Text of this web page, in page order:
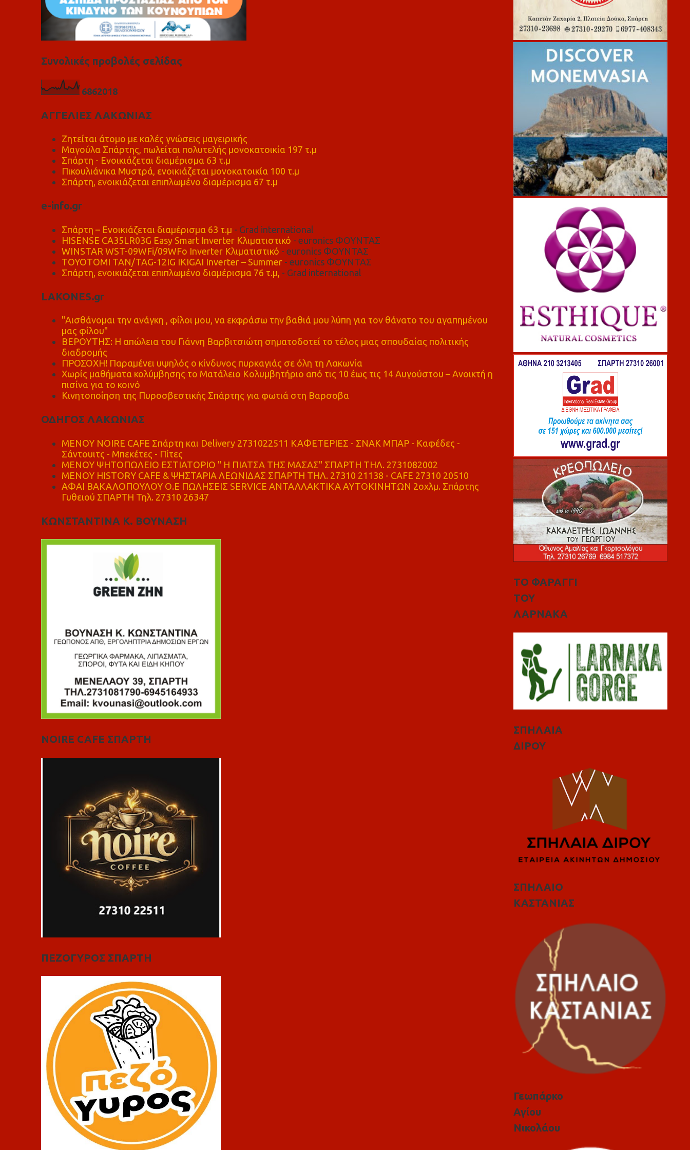
Συνολικές προβολές σελίδας
6862018
ΑΓΓΕΛΙΕΣ ΛΑΚΩΝΙΑΣ
Ζητείται άτομο με καλές γνώσεις μαγειρικής
Μαγούλα Σπάρτης, πωλείται πολυτελής μονοκατοικία 197 τ.μ
Σπάρτη - Ενοικιάζεται διαμέρισμα 63 τ.μ
Πικουλιάνικα Μυστρά, ενοικιάζεται μονοκατοικία 100 τ.μ
Σπάρτη, ενοικιάζεται επιπλωμένο διαμέρισμα 67 τ.μ
e-info.gr
Σπάρτη – Ενοικιάζεται διαμέρισμα 63 τ.μ - Grad international
HISENSE CA35LR03G Easy Smart Inverter Κλιματιστικό - euronics ΦΟΥΝΤΑΣ
WINSTAR WST-09WFi/09WFo Inverter Κλιματιστικό - euronics ΦΟΥΝΤΑΣ
TOYOTOMI TAN/TAG-12IG IKIGAI Inverter – Summer- euronics ΦΟΥΝΤΑΣ
Σπάρτη, ενοικιάζεται επιπλωμένο διαμέρισμα 76 τ.μ, - Grad international
LAKONES.gr
"Αισθάνομαι την ανάγκη , φίλοι μου, να εκφράσω την βαθιά μου λύπη για τον θάνατο του αγαπημένου
μας φίλου"
ΒΕΡΟΥΤΗΣ: Η απώλεια του Γιάννη Βαρβιτσιώτη σηματοδοτεί το τέλος μιας σπουδαίας πολιτικής
διαδρομής
ΠΡΟΣΟΧΗ! Παραμένει υψηλός ο κίνδυνος πυρκαγιάς σε όλη τη Λακωνία
Χωρίς μαθήματα κολύμβησης το Ματάλειο Κολυμβητήριο από τις 10 έως τις 14 Αυγούστου – Ανοικτή η
πισίνα για το κοινό
Κινητοποίηση της Πυροσβεστικής Σπάρτης για φωτιά στη Βαρσοβα
ΟΔΗΓΟΣ ΛΑΚΩΝΙΑΣ
MENOY NOIRE CAFE Σπάρτη και Delivery 2731022511 ΚΑΦΕΤΕΡΙΕΣ - ΣΝΑΚ ΜΠΑΡ - Καφέδες -
Σάντουιτς - Μπεκέτες - Πίτες
ΜΕΝΟΥ ΨΗΤΟΠΩΛΕΙΟ ΕΣΤΙΑΤΟΡΙΟ " Η ΠΙΑΤΣΑ ΤΗΣ ΜΑΣΑΣ" ΣΠΑΡΤΗ ΤΗΛ. 2731082002
ΜΕΝΟΥ HISTORY CAFE & ΨΗΣΤΑΡΙΑ ΛΕΩΝΙΔΑΣ ΣΠΑΡΤΗ ΤΗΛ. 27310 21138 - CAFE 27310 20510
ΑΦΑΙ ΒΑΚΑΛΟΠΟΥΛΟΥ Ο.Ε ΠΩΛΗΣΕΙΣ SERVICE ΑΝΤΑΛΛΑΚΤΙΚΑ ΑΥΤΟΚΙΝΗΤΩΝ 2οχλμ. Σπάρτης
Γυθειού ΣΠΑΡΤΗ Τηλ. 27310 26347
ΚΩΝΣΤΑΝΤΙΝΑ Κ. ΒΟΥΝΑΣΗ
NOIRE CAFE ΣΠΑΡΤΗ
ΠΕΖΟΓΥΡΟΣ ΣΠΑΡΤΗ
ΤΟ ΦΑΡΑΓΓΙ
ΤΟΥ
ΛΑΡΝΑΚΑ
ΣΠΗΛΑΙΑ
ΔΙΡΟΥ
ΣΠΗΛΑΙΟ
ΚΑΣΤΑΝΙΑΣ
Γεωπάρκο
Αγίου
Νικολάου